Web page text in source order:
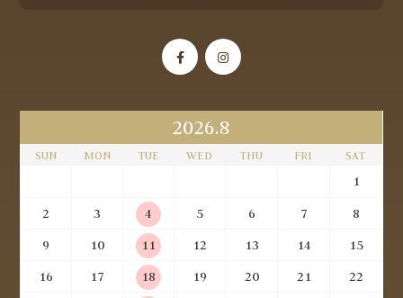
2026.8
SUN MON TUE WED THU FRI SAT
1
2
3 4 5 6 7
8
9
10 11 12 13 14
15
16
17 18 19 20 21
22